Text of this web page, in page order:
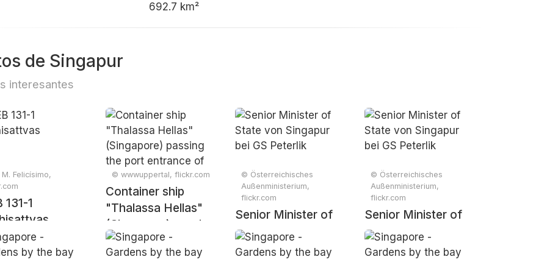
692.7 km²
de Singapur
interesantes
Felicísimo,
131-1
© wwwuppertal, flickr.com
Container ship
"Thalassa Hellas"
(Singapore) passing
the port entrance of
Cuxhaven...
© Österreichisches
Außenministerium,
flickr.com
Senior Minister of
State von Singapur
bei GS Peterlik
© Österreichisches
Außenministerium,
flickr.com
Senior Minister of
State von Singapur
bei GS Peterlik